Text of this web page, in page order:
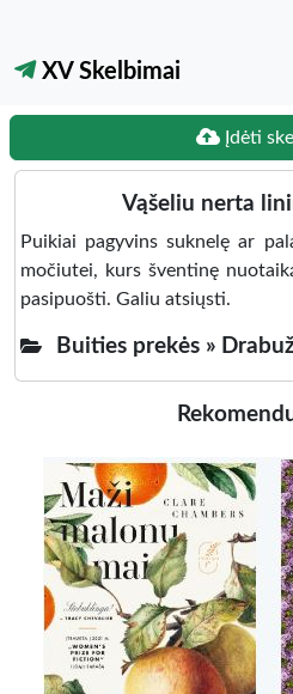
XV Skelbimai
Įdėti
Vąšeliu nerta
Puikiai pagyvins suknelę ar
močiutei, kurs šventinę
pasipuošti. Galiu atsiųsti.
Buities prekės »